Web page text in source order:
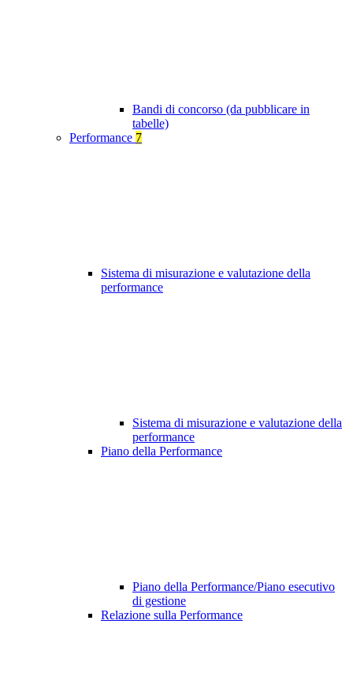
Bandi di concorso (da pubblicare in
tabelle)
Performance 7
Sistema di misurazione e valutazione della
performance
Sistema di misurazione e valutazione della
performance
Piano della Performance
Piano della Performance/Piano esecutivo
di gestione
Relazione sulla Performance